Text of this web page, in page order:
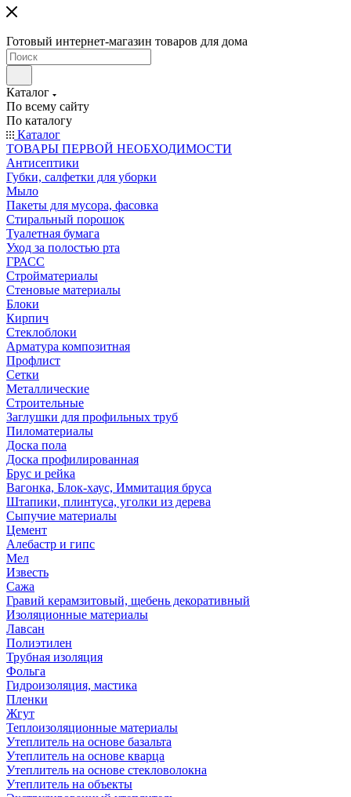
Готовый интернет-магазин товаров для дома
Каталог
По всему сайту
По каталогу
Каталог
ТОВАРЫ ПЕРВОЙ НЕОБХОДИМОСТИ
Антисептики
Губки, салфетки для уборки
Мыло
Пакеты для мусора, фасовка
Стиральный порошок
Туалетная бумага
Уход за полостью рта
ГРАСС
Стройматериалы
Стеновые материалы
Блоки
Кирпич
Стеклоблоки
Арматура композитная
Профлист
Сетки
Металлические
Строительные
Заглушки для профильных труб
Пиломатериалы
Доска пола
Доска профилированная
Брус и рейка
Вагонка, Блок-хаус, Иммитация бруса
Штапики, плинтуса, уголки из дерева
Сыпучие материалы
Цемент
Алебастр и гипс
Мел
Известь
Сажа
Гравий керамзитовый, щебень декоративный
Изоляционные материалы
Лавсан
Полиэтилен
Трубная изоляция
Фольга
Гидроизоляция, мастика
Пленки
Жгут
Теплоизоляционные материалы
Утеплитель на основе базальта
Утеплитель на основе кварца
Утеплитель на основе стекловолокна
Утеплитель на объекты